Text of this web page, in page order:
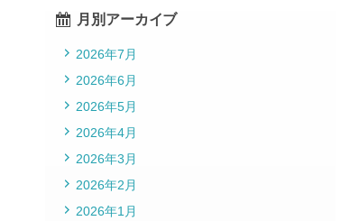
月別アーカイブ
2026年7月
2026年6月
2026年5月
2026年4月
2026年3月
2026年2月
2026年1月